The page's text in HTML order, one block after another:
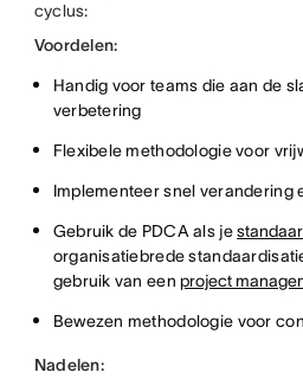
cyclus:
Voordelen:
Handig voor teams die aan de
verbetering
Flexibele methodologie voor
Implementeer snel verandering
Gebruik de PDCA als je
organisatiebrede
gebruik van eenproject
Bewezen methodologie voor
Nadelen: